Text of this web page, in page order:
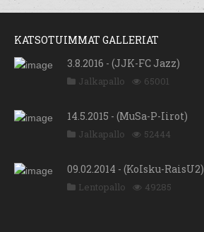
KATSOTUIMMAT GALLERIAT
3.8.2016 - (JJK-FC Jazz)
Jalkapallo 65001
14.5.2015 - (MuSa-P-Iirot)
Jalkapallo 52444
09.02.2014 - (KoIsku-RaisU2)
Lentopallo 49285